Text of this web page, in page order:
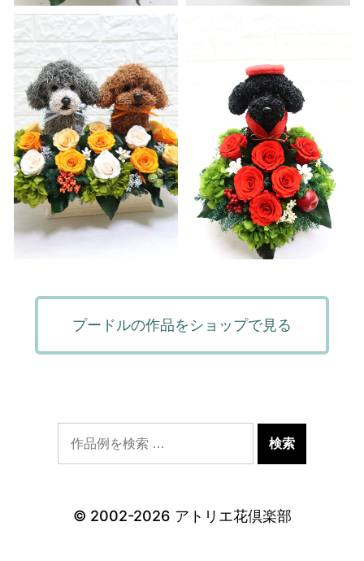
プードルの作品をショップで見る
© 2002-2026 アトリエ花倶楽部